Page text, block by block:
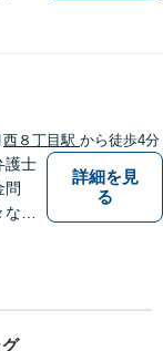
軽
場
西８丁目駅 から徒歩4分
護士
問
問
詳細を見
る